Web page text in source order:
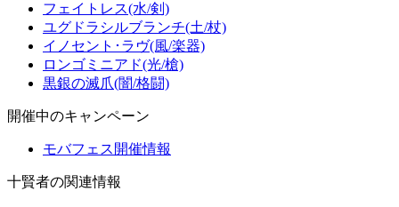
フェイトレス(水/剣)
ユグドラシルブランチ(土/杖)
イノセント･ラヴ(風/楽器)
ロンゴミニアド(光/槍)
黒銀の滅爪(闇/格闘)
開催中のキャンペーン
モバフェス開催情報
十賢者の関連情報